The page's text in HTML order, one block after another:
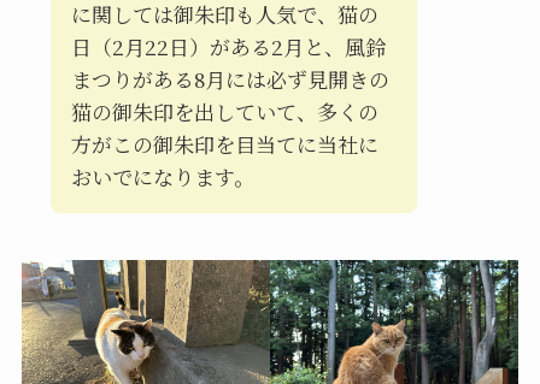
に関しては御朱印も人気で、猫の
日（2月22日）がある2月と、風鈴
まつりがある8月には必ず見開きの
猫の御朱印を出していて、多くの
方がこの御朱印を目当てに当社に
おいでになります。